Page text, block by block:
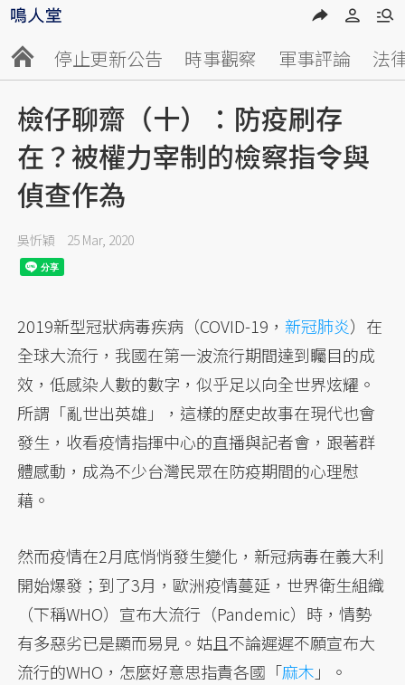
停止更新公告 時事觀察 軍事評論 法
檢仔聊齋（十）：防疫刷存
在？被權力宰制的檢察指令與
偵查作為
吳忻穎 25 Mar, 2020
2019新型冠狀病毒疾病（COVID-19， 新冠肺炎）在
全球大流行，我國在第一波流行期間達到矚目的成
效，低感染人數的數字，似乎足以向全世界炫耀。
所謂「亂世出英雄」，這樣的歷史故事在現代也會
發生，收看疫情指揮中心的直播與記者會，跟著群
體感動，成為不少台灣民眾在防疫期間的心理慰
藉。
然而疫情在2月底悄悄發生變化，新冠病毒在義大利
開始爆發；到了3月，歐洲疫情蔓延，世界衛生組織
（下稱WHO）宣布大流行（Pandemic）時，情勢
有多惡劣已是顯而易見。姑且不論遲遲不願宣布大
流行的WHO，怎麼好意思指責各國「麻木 」。